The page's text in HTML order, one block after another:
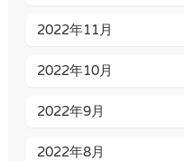
2022年11月
2022年10月
2022年9月
2022年8月